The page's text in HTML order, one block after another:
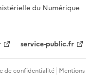
du Numérique
service-public.fr
de confidentialité Mentions